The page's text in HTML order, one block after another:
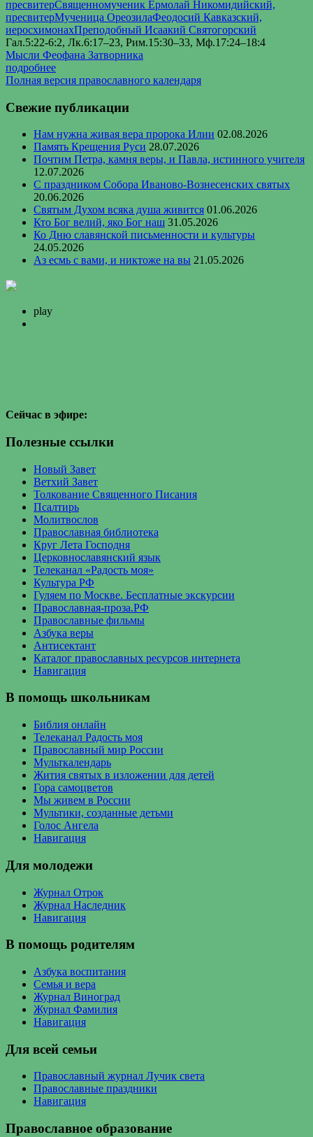
пресвитерСвященномученик Ермолай Никомидийский,
пресвитерМученица ОреозилаФеодосий Кавказский,
иеросхимонахПреподобный Исаакий Святогорский
Гал.5:22-6:2, Лк.6:17–23, Рим.15:30–33, Мф.17:24–18:4
Мысли Феофана Затворника
подробнее
Полная версия православного календаря
Свежие публикации
Нам нужна живая вера пророка Илии 02.08.2026
Память Крещения Руси 28.07.2026
Почтим Петра, камня веры, и Павла, истинного учителя
12.07.2026
С праздником Собора Иваново-Вознесенских святых
20.06.2026
Святым Духом всяка душа живится 01.06.2026
Кто Бог велий, яко Бог наш 31.05.2026
Ко Дню славянской письменности и культуры
24.05.2026
Аз есмь с вами, и никтоже на вы 21.05.2026
play
Сейчас в эфире:
Полезные ссылки
Новый Завет
Ветхий Завет
Толкование Священного Писания
Псалтирь
Молитвослов
Православная библиотека
Круг Лета Господня
Церковнославянский язык
Телеканал «Радость моя»
Культура РФ
Гуляем по Москве. Бесплатные экскурсии
Православная-проза.РФ
Православные фильмы
Азбука веры
Антисектант
Каталог православных ресурсов интернета
Навигация
В помощь школьникам
Библия онлайн
Телеканал Радость моя
Православный мир России
Мульткалендарь
Жития святых в изложении для детей
Гора самоцветов
Мы живем в России
Мультики, созданные детьми
Голос Ангела
Навигация
Для молодежи
Журнал Отрок
Журнал Наследник
Навигация
В помощь родителям
Азбука воспитания
Семья и вера
Журнал Виноград
Журнал Фамилия
Навигация
Для всей семьи
Православный журнал Лучик света
Православные праздники
Навигация
Православное образование